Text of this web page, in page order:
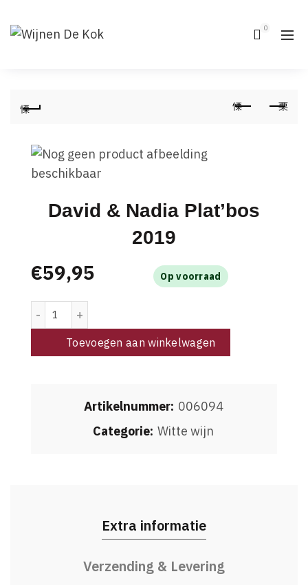
0
David & Nadia Plat’bos
2019
€59,95 Op voorraad
Toevoegen aan winkelwagen
Artikelnummer: 006094
Categorie: Witte wijn
Extra informatie
Verzending & Levering